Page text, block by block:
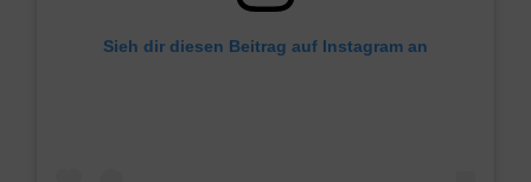
Sieh dir diesen Beitrag auf Instagram an